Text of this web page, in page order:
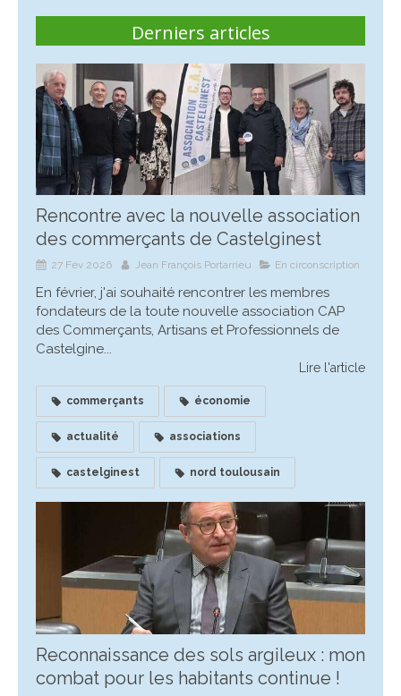
Derniers articles
Rencontre avec la nouvelle association
des commerçants de Castelginest
27 Fév 2026 Jean François Portarrieu En circonscription
En février, j'ai souhaité rencontrer les membres
fondateurs de la toute nouvelle association CAP
des Commerçants, Artisans et Professionnels de
Castelgine...
Lire l'article
commerçants économie
actualité associations
castelginest nord toulousain
Reconnaissance des sols argileux : mon
combat pour les habitants continue !